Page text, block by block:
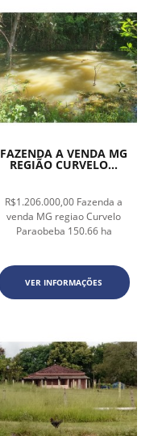
FAZENDA A VENDA MG
REGIÃO CURVELO...
R$1.206.000,00 Fazenda a
venda MG regiao Curvelo
Paraobeba 150.66 ha
VER INFORMAÇÕES